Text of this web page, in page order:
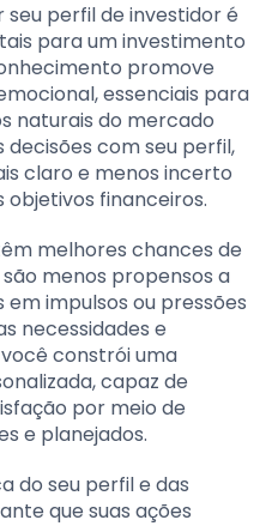
perfil de investidor é
para um investimento
promove
essenciais para
naturais do mercado
decisões com seu perfil,
claro e menos incerto
objetivos financeiros.
melhores chances de
menos propensos a
impulsos ou pressões
necessidades e
constrói uma
capaz de
por meio de
e planejados.
do seu perfil e das
que suas ações